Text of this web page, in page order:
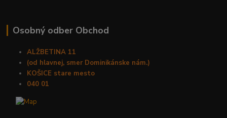
Osobný odber Obchod
ALŽBETINA 11
(od hlavnej, smer Dominikánske nám.)
KOŠICE stare mesto
040 01